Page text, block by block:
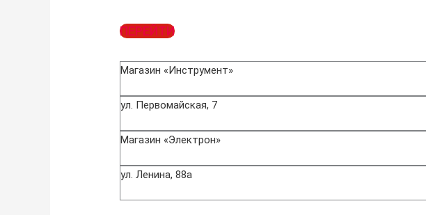
ПЕРЕЙТИ
Магазин «Инструмент»
ул. Первомайская, 7
Магазин «Электрон»
ул. Ленина, 88а